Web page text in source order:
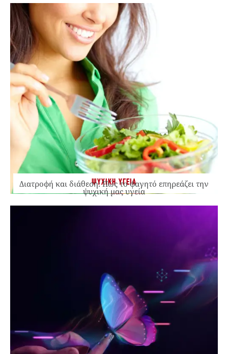
ΨΥΧΙΚΗ ΥΓΕΙΑ
Διατροφή και διάθεση: Πώς το φαγητό επηρεάζει την
ψυχική μας υγεία